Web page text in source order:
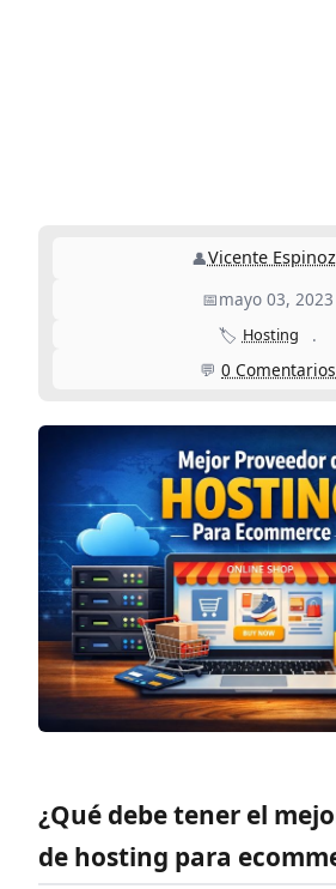
👤Vicente
📅mayo 03, 2023
🏷️ Hosting
.
💬 0 Comentarios
¿Qué debe tener el
de hosting para